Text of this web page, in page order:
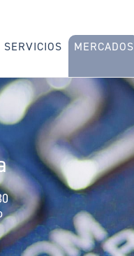
SERVICIOS MERCADOS